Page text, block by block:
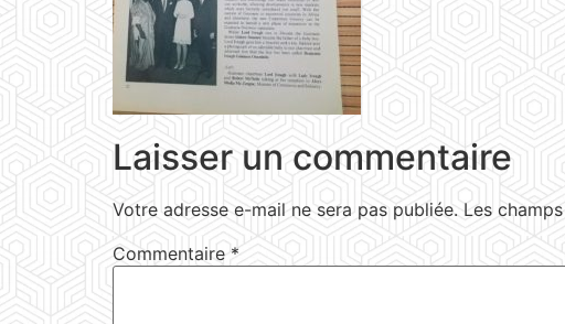
Laisser un commentaire
Votre adresse e-mail ne sera pas publiée. Les
Commentaire *